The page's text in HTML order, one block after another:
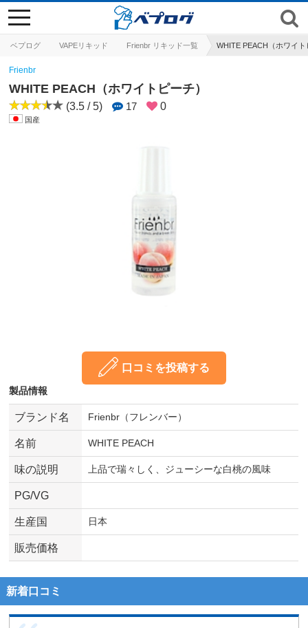
ベプログ VAPEリキッド Frienbr リキッド一覧 WHITE PEACH（ホワイト
toggle
navigation
Frienbr
WHITE PEACH（ホワイトピーチ）
(3.5 / 5) 17 0
国産
口コミを投稿する
製品情報
ブランド名 Frienbr（フレンバー）
名前 WHITE PEACH
味の説明 上品で瑞々しく、ジューシーな白桃の風味
PG/VG
生産国 日本
販売価格
新着口コミ